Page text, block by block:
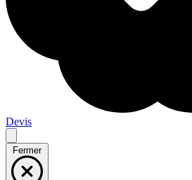
Devis
Fermer